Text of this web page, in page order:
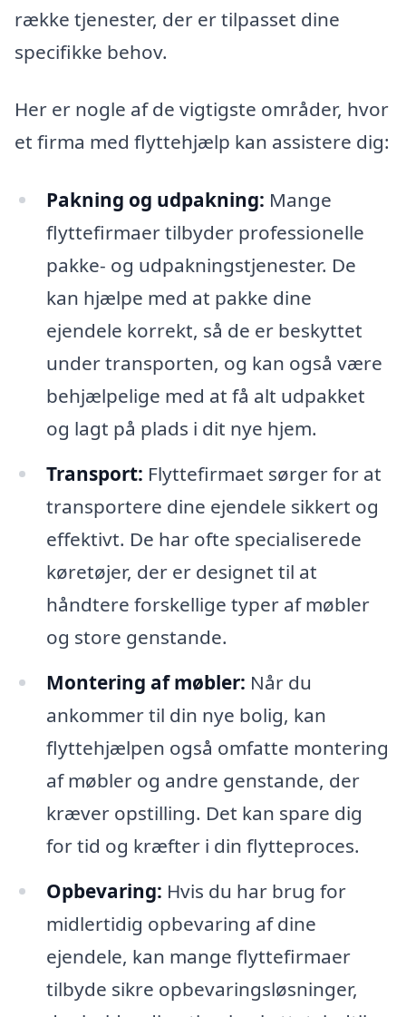
række tjenester, der er tilpasset dine
specifikke behov.
Her er nogle af de vigtigste områder, hvor
et firma med flyttehjælp kan assistere dig:
Pakning og udpakning: Mange
flyttefirmaer tilbyder professionelle
pakke- og udpakningstjenester. De
kan hjælpe med at pakke dine
ejendele korrekt, så de er beskyttet
under transporten, og kan også være
behjælpelige med at få alt udpakket
og lagt på plads i dit nye hjem.
Transport: Flyttefirmaet sørger for at
transportere dine ejendele sikkert og
effektivt. De har ofte specialiserede
køretøjer, der er designet til at
håndtere forskellige typer af møbler
og store genstande.
Montering af møbler: Når du
ankommer til din nye bolig, kan
flyttehjælpen også omfatte montering
af møbler og andre genstande, der
kræver opstilling. Det kan spare dig
for tid og kræfter i din flytteproces.
Opbevaring: Hvis du har brug for
midlertidig opbevaring af dine
ejendele, kan mange flyttefirmaer
tilbyde sikre opbevaringsløsninger,